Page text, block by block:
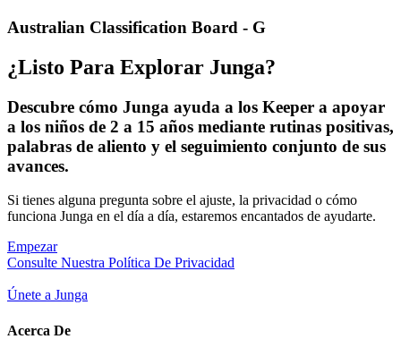
Australian Classification Board - G
¿Listo Para Explorar Junga?
Descubre cómo Junga ayuda a los Keeper a apoyar
a los niños de 2 a 15 años mediante rutinas positivas,
palabras de aliento y el seguimiento conjunto de sus
avances.
Si tienes alguna pregunta sobre el ajuste, la privacidad o cómo
funciona Junga en el día a día, estaremos encantados de ayudarte.
Empezar
Consulte Nuestra Política De Privacidad
Únete a Junga
Acerca De